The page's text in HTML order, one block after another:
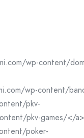
wp-content/
wp-content/
pkv-
pkv-games/</a>
poker-